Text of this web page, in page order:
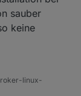
sauber
keine
linux-